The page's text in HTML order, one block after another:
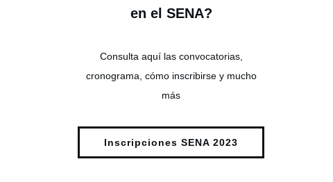
en el SENA?
Consulta aquí las convocatorias,
cronograma, cómo inscribirse y mucho
más
Inscripciones SENA 2023